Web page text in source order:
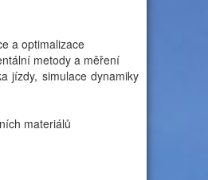
a optimalizace
metody a měření
jízdy, simulace dynamiky
materiálů